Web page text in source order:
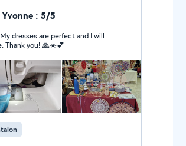
Yvonne : 5/5
dresses are perfect and I will
Thank you! 🙏☀️💕